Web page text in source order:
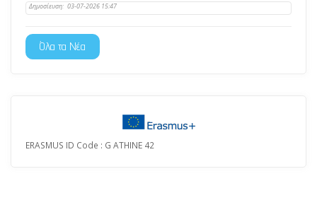
Δημοσίευση: 03-07-2026 15:47
Όλα τα Νέα
ERASMUS ID Code : G ATHINE 42